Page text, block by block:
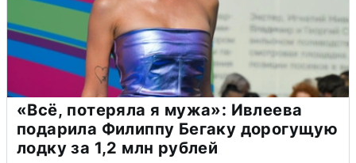
«Всё, потеряла я мужа»: Ивлеева
подарила Филиппу Бегаку дорогущую
лодку за 1,2 млн рублей